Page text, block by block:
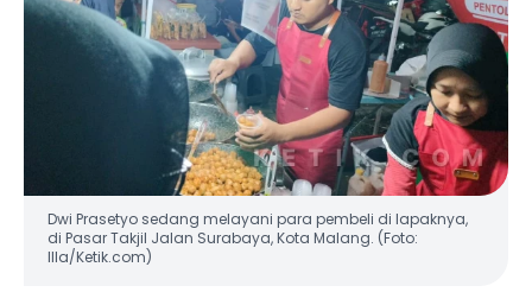
Dwi Prasetyo sedang melayani para pembeli di lapaknya,
di Pasar Takjil Jalan Surabaya, Kota Malang. (Foto:
Illa/Ketik.com)